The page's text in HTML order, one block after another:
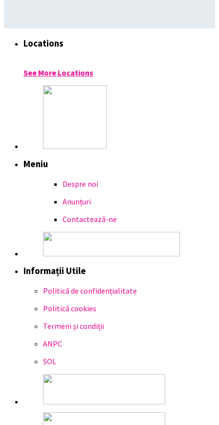
Locations
See More Locations
Meniu
Despre noi
Anunțuri
Contactează-ne
Informații Utile
Politică de confidențialitate
Politică cookies
Termeni și condiții
ANPC
SOL